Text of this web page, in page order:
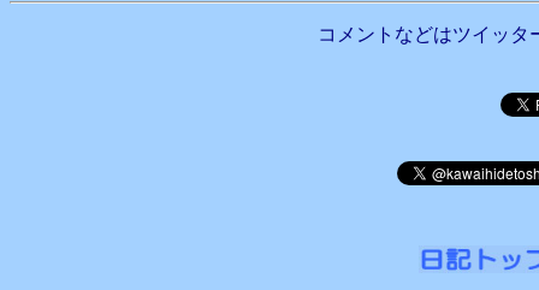
コメントなどはツイッタ